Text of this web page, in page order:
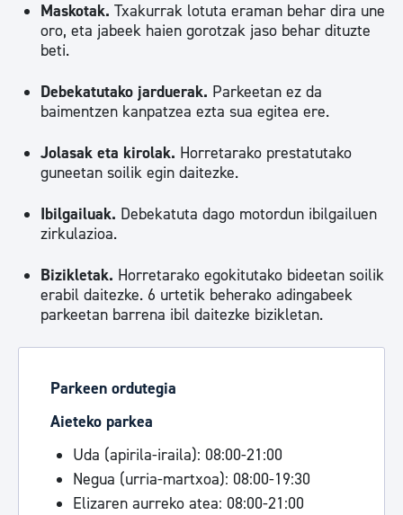
Maskotak. Txakurrak lotuta eraman behar dira une
oro, eta jabeek haien gorotzak jaso behar dituzte
beti.
Debekatutako jarduerak. Parkeetan ez da
baimentzen kanpatzea ezta sua egitea ere.
Jolasak eta kirolak. Horretarako prestatutako
guneetan soilik egin daitezke.
Ibilgailuak. Debekatuta dago motordun ibilgailuen
zirkulazioa.
Bizikletak. Horretarako egokitutako bideetan soilik
erabil daitezke. 6 urtetik beherako adingabeek
parkeetan barrena ibil daitezke bizikletan.
Parkeen ordutegia
Aieteko parkea
Uda (apirila-iraila): 08:00-21:00
Negua (urria-martxoa): 08:00-19:30
Elizaren aurreko atea: 08:00-21:00